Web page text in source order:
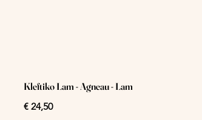
Kleftiko Lam - Agneau - Lam
€ 24,50